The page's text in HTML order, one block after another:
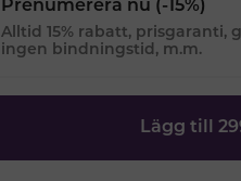
Prenumerera nu (-15%)
Alltid 15% rabatt, prisgaranti,
ingen bindningstid, m.m.
Lägg till